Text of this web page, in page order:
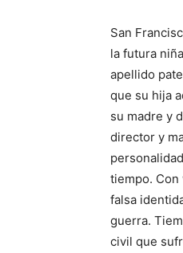
San
la futura
apellido
que su hija
su madre y
director y
tiempo.
falsa
guerra.
civil que